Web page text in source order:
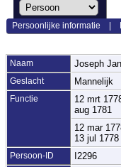
Persoonlijke informatie
Naam Joseph
Geslacht Mannelijk
Functie
12 mrt
aug 1781
12 mar
13 jul
Persoon-ID I2296